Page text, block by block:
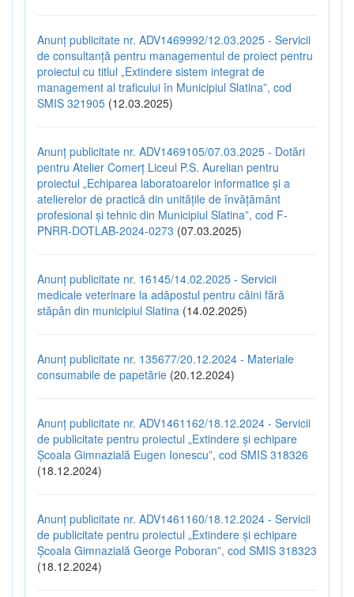
Anunț publicitate nr. ADV1469992/12.03.2025 - Servicii
de consultanță pentru managementul de proiect pentru
proiectul cu titlul „Extindere sistem integrat de
management al traficului în Municipiul Slatina”, cod
SMIS 321905 (12.03.2025)
Anunț publicitate nr. ADV1469105/07.03.2025 - Dotări
pentru Atelier Comerț Liceul P.S. Aurelian pentru
proiectul „Echiparea laboratoarelor informatice și a
atelierelor de practică din unitățile de învățământ
profesional și tehnic din Municipiul Slatina”, cod F-
PNRR-DOTLAB-2024-0273 (07.03.2025)
Anunț publicitate nr. 16145/14.02.2025 - Servicii
medicale veterinare la adăpostul pentru câini fără
stăpân din municipiul Slatina (14.02.2025)
Anunț publicitate nr. 135677/20.12.2024 - Materiale
consumabile de papetărie (20.12.2024)
Anunț publicitate nr. ADV1461162/18.12.2024 - Servicii
de publicitate pentru proiectul „Extindere și echipare
Școala Gimnazială Eugen Ionescu”, cod SMIS 318326
(18.12.2024)
Anunț publicitate nr. ADV1461160/18.12.2024 - Servicii
de publicitate pentru proiectul „Extindere și echipare
Școala Gimnazială George Poboran”, cod SMIS 318323
(18.12.2024)